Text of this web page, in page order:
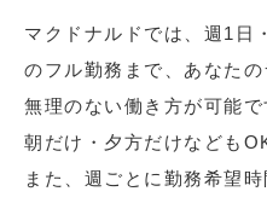
マクドナルドでは、週1日
のフル勤務まで、あなた
無理のない働き方が可能
朝だけ・夕方だけなども
また、週ごとに勤務希望